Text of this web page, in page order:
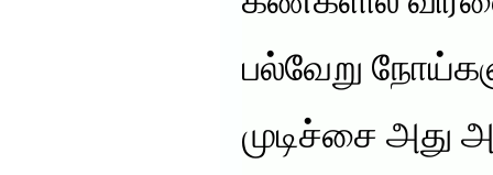
பல்வேறு
முடிச்சை அது